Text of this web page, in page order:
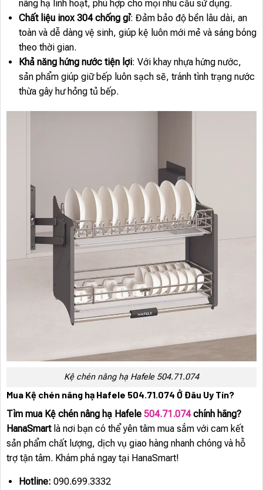
nâng hạ linh hoạt, phù hợp cho mọi nhu cầu sử dụng.
Chất liệu inox 304 chống gỉ: Đảm bảo độ bền lâu dài, an
toàn và dễ dàng vệ sinh, giúp kệ luôn mới mẻ và sáng bóng
theo thời gian.
Khả năng hứng nước tiện lợi: Với khay nhựa hứng nước,
sản phẩm giúp giữ bếp luôn sạch sẽ, tránh tình trạng nước
thừa gây hư hỏng tủ bếp.
Kệ chén nâng hạ Hafele 504.71.074
Mua Kệ chén nâng hạ Hafele 504.71.074 Ở Đâu Uy Tín?
Tìm mua Kệ chén nâng hạ Hafele 504.71.074chính hãng?
HanaSmartlà nơi bạn có thể yên tâm mua sắm với cam kết
sản phẩm chất lượng, dịch vụ giao hàng nhanh chóng và hỗ
trợ tận tâm. Khám phá ngay tại HanaSmart!
Hotline: 090.699.3332